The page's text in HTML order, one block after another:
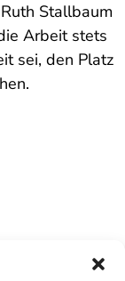
Stallbaum
Arbeit stets
sei, den Platz